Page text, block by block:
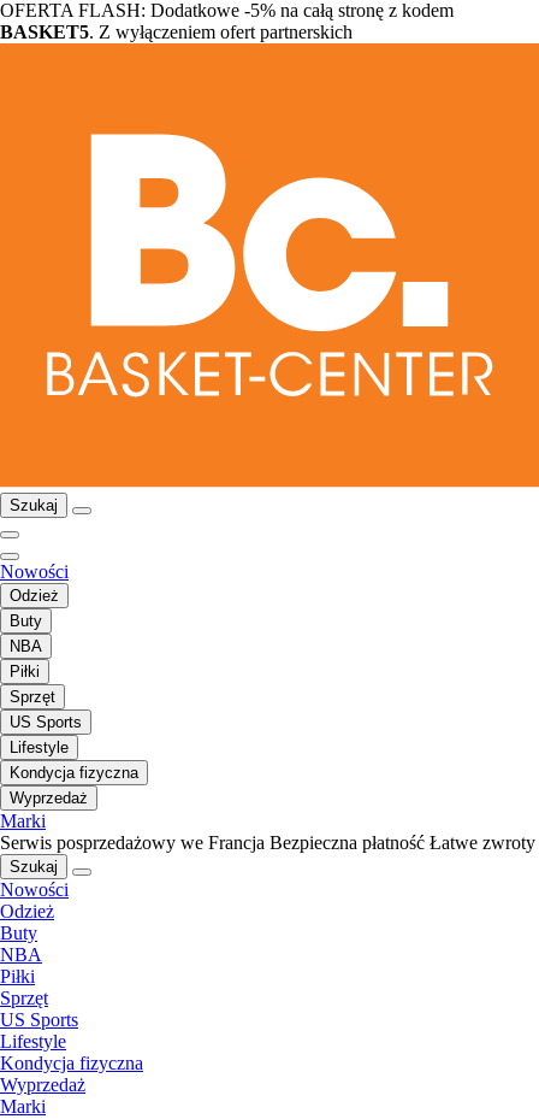
OFERTA FLASH: Dodatkowe -5% na całą stronę z kodem
BASKET5. Z wyłączeniem ofert partnerskich
Szukaj
Nowości
Odzież
Buty
NBA
Piłki
Sprzęt
US Sports
Lifestyle
Kondycja fizyczna
Wyprzedaż
Marki
Serwis posprzedażowy we Francja Bezpieczna płatność Łatwe zwroty
Szukaj
Nowości
Odzież
Buty
NBA
Piłki
Sprzęt
US Sports
Lifestyle
Kondycja fizyczna
Wyprzedaż
Marki